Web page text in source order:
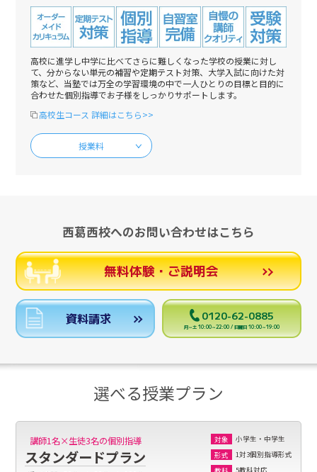
高校に進学し中学に比べてさらに難しくなった学校の授業に対し
て、分からない単元の補習や定期テスト対策、大学入試に向けた対
策など、当塾では万全の学習環境の中で一人ひとりの目標と目的に
合わせた個別指導でお子様をしっかりサポートします。
高校生コース 詳細はこちら>>
授業料
西葛西校へのお問い合わせはこちら
無料体験・ご説明会
資料請求 0120-62-0885
月～土 10:00～22:00 / 日曜日 10:00～19:00
選べる授業プラン
講師1名×生徒3名の個別指導
スタンダードプラン
対象
小学生・中学生
形式
1対3個別指導形式